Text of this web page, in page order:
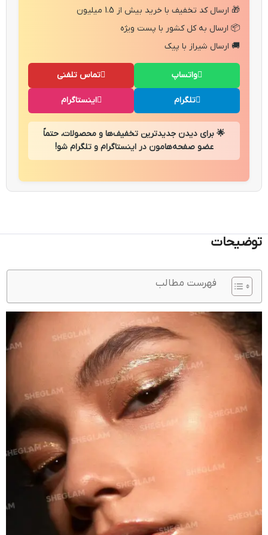
🎁 ارسال کد تخفیف با خرید بیش از 1.5 میلیون
📦 ارسال به کل کشور با پست ویژه
🚚 ارسال شیراز با پیک
تماس تلفنی واتساپ
اینستاگرام تلگرام
🌟 برای دیدن جدیدترین تخفیف‌ها و محصولات، حتماً
عضو صفحه‌هامون در اینستاگرام و تلگرام شو!
توضیحات
فهرست مطالب